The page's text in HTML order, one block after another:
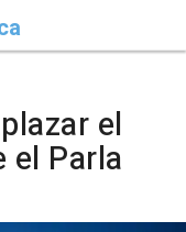
el
el Parla